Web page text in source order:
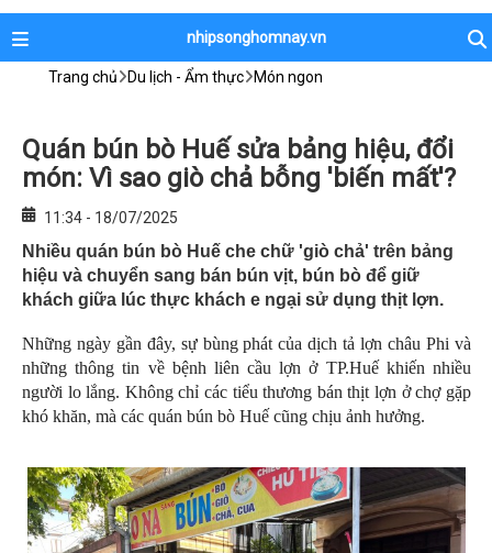
nhipsonghomnay.vn
Trang chủ Du lịch - Ẩm thực Món ngon
Quán bún bò Huế sửa bảng hiệu, đổi
món: Vì sao giò chả bỗng 'biến mất'?
11:34 - 18/07/2025
Nhiều quán bún bò Huế che chữ 'giò chả' trên bảng
hiệu và chuyển sang bán bún vịt, bún bò để giữ
khách giữa lúc thực khách e ngại sử dụng thịt lợn.
Những ngày gần đây, sự bùng phát của dịch tả lợn châu Phi và
những thông tin về bệnh liên cầu lợn ở TP.Huế khiến nhiều
người lo lắng. Không chỉ các tiểu thương bán thịt lợn ở chợ gặp
khó khăn, mà các quán bún bò Huế cũng chịu ảnh hưởng.